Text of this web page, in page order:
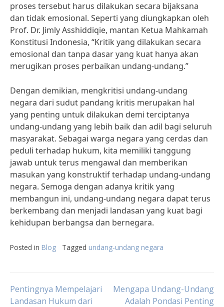
proses tersebut harus dilakukan secara bijaksana
dan tidak emosional. Seperti yang diungkapkan oleh
Prof. Dr. Jimly Asshiddiqie, mantan Ketua Mahkamah
Konstitusi Indonesia, “Kritik yang dilakukan secara
emosional dan tanpa dasar yang kuat hanya akan
merugikan proses perbaikan undang-undang.”
Dengan demikian, mengkritisi undang-undang
negara dari sudut pandang kritis merupakan hal
yang penting untuk dilakukan demi terciptanya
undang-undang yang lebih baik dan adil bagi seluruh
masyarakat. Sebagai warga negara yang cerdas dan
peduli terhadap hukum, kita memiliki tanggung
jawab untuk terus mengawal dan memberikan
masukan yang konstruktif terhadap undang-undang
negara. Semoga dengan adanya kritik yang
membangun ini, undang-undang negara dapat terus
berkembang dan menjadi landasan yang kuat bagi
kehidupan berbangsa dan bernegara.
Posted in Blog Tagged undang-undang negara
Post
Pentingnya Mempelajari
Landasan Hukum dari
Mengapa Undang-Undang
Adalah Pondasi Penting